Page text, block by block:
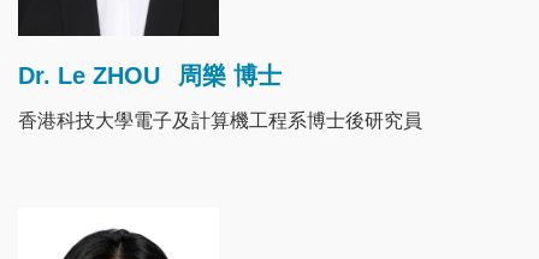
Dr. Le ZHOU 周樂 博士
香港科技大學電子及計算機工程系博士後研究員